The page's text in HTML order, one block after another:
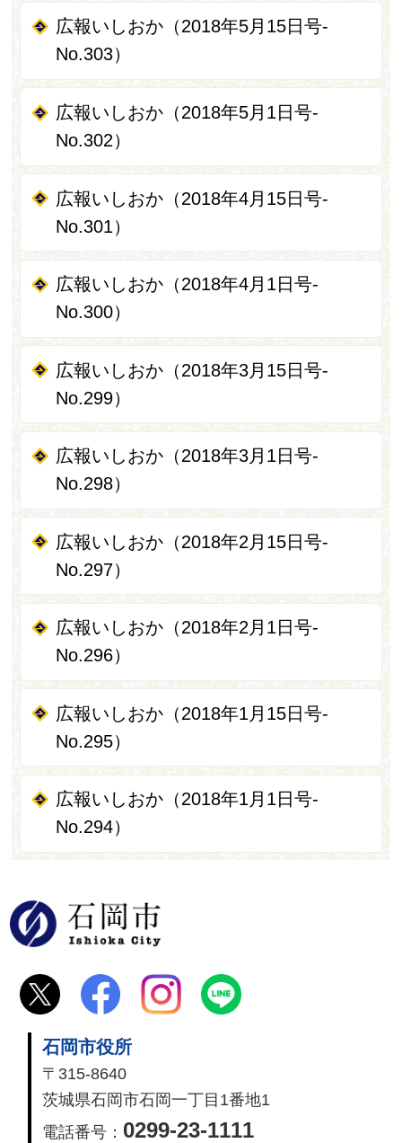
広報いしおか（2018年5月15日号-
No.303）
広報いしおか（2018年5月1日号-
No.302）
広報いしおか（2018年4月15日号-
No.301）
広報いしおか（2018年4月1日号-
No.300）
広報いしおか（2018年3月15日号-
No.299）
広報いしおか（2018年3月1日号-
No.298）
広報いしおか（2018年2月15日号-
No.297）
広報いしおか（2018年2月1日号-
No.296）
広報いしおか（2018年1月15日号-
No.295）
広報いしおか（2018年1月1日号-
No.294）
石岡市役所
〒315-8640
茨城県石岡市石岡一丁目1番地1
電話番号： 0299-23-1111